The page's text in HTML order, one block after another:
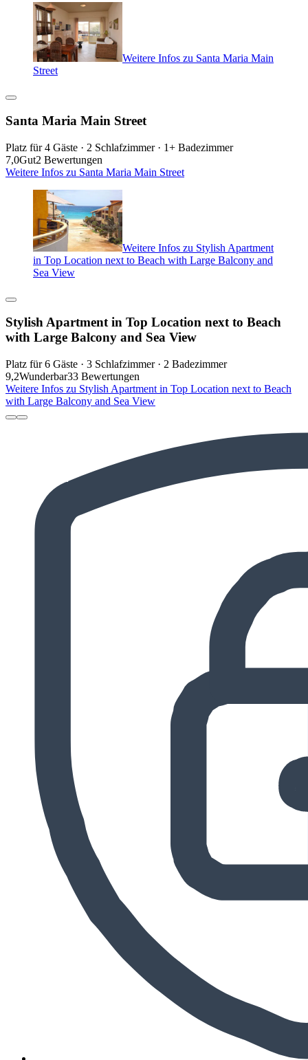
Weitere Infos zu Santa Maria Main
Street
Santa Maria Main Street
Platz für 4 Gäste · 2 Schlafzimmer · 1+ Badezimmer
7,0Gut2 Bewertungen
Weitere Infos zu Santa Maria Main Street
Weitere Infos zu Stylish Apartment
in Top Location next to Beach with Large Balcony and
Sea View
Stylish Apartment in Top Location next to Beach
with Large Balcony and Sea View
Platz für 6 Gäste · 3 Schlafzimmer · 2 Badezimmer
9,2Wunderbar33 Bewertungen
Weitere Infos zu Stylish Apartment in Top Location next to Beach
with Large Balcony and Sea View